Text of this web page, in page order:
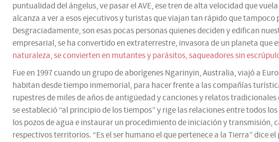
puntualidad del ángelus, ve pasar el AVE, ese tren de alta velocidad que
alcanza a ver a esos ejecutivos y turistas que viajan tan rápido que
Desgraciadamente, son esas pocas personas quienes deciden y edifican
empresarial, se ha convertido en extraterrestre, invasora de un planeta que
naturaleza, se convierten en mutantes y parásitos, saqueadores sin
Fue en 1997 cuando un grupo de aborígenes Ngarinyin, Australia, viajó a
habitan desde tiempo inmemorial, para hacer frente a las compañías
rupestres de miles de años de antigüedad y canciones y relatos
se estableció “al principio de los tiempos” y rige las relaciones entre todos
los pozos de agua e instaurar un procedimiento de iniciación y
respectivos territorios. “Es el ser humano el que pertenece a la Tierra”